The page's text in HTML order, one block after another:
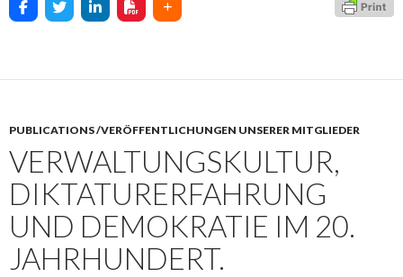
PUBLICATIONS /VERÖFFENTLICHUNGEN UNSERER MITGLIEDER
VERWALTUNGSKULTUR,
DIKTATURERFAHRUNG
UND DEMOKRATIE IM 20.
JAHRHUNDERT.